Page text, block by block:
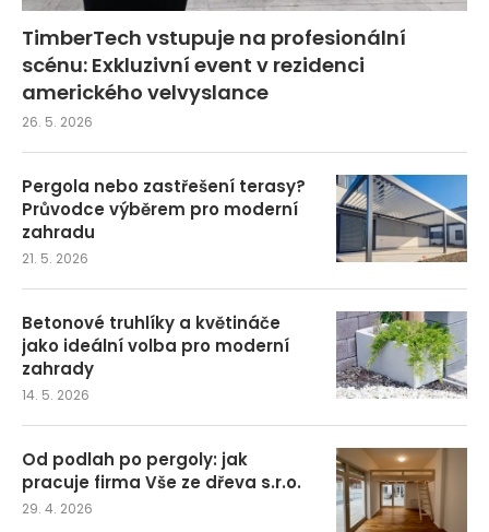
TimberTech vstupuje na profesionální
scénu: Exkluzivní event v rezidenci
amerického velvyslance
26. 5. 2026
Pergola nebo zastřešení terasy?
Průvodce výběrem pro moderní
zahradu
21. 5. 2026
Betonové truhlíky a květináče
jako ideální volba pro moderní
zahrady
14. 5. 2026
Od podlah po pergoly: jak
pracuje firma Vše ze dřeva s.r.o.
29. 4. 2026